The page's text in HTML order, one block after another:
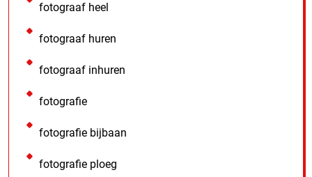
fotograaf heel
fotograaf huren
fotograaf inhuren
fotografie
fotografie bijbaan
fotografie ploeg